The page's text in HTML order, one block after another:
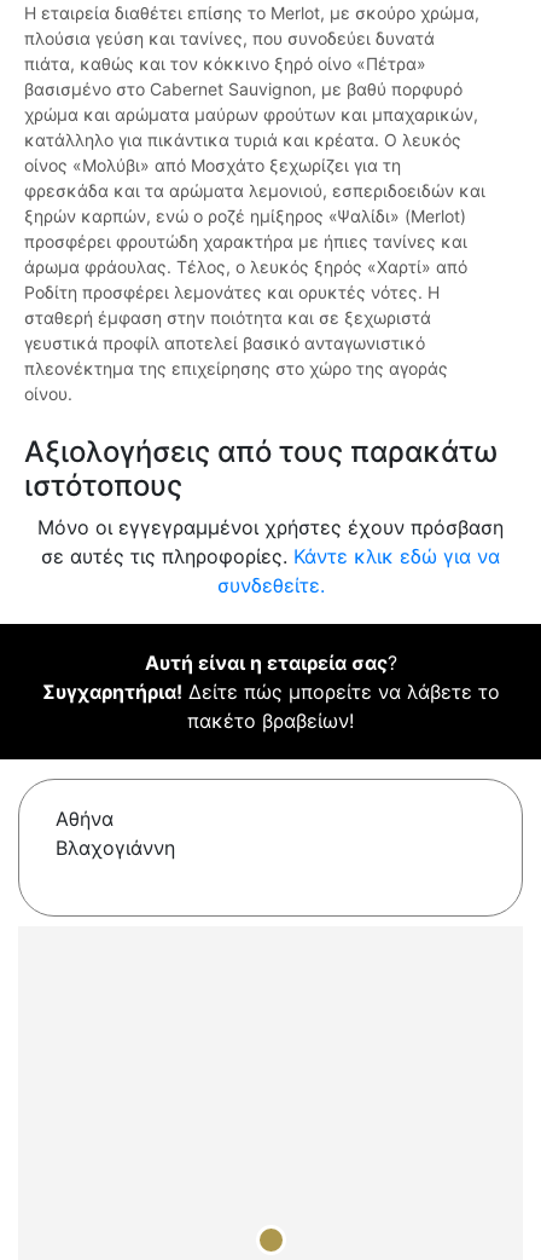
Η εταιρεία διαθέτει επίσης το Merlot, με σκούρο χρώμα,
πλούσια γεύση και τανίνες, που συνοδεύει δυνατά
πιάτα, καθώς και τον κόκκινο ξηρό οίνο «Πέτρα»
βασισμένο στο Cabernet Sauvignon, με βαθύ πορφυρό
χρώμα και αρώματα μαύρων φρούτων και μπαχαρικών,
κατάλληλο για πικάντικα τυριά και κρέατα. Ο λευκός
οίνος «Μολύβι» από Μοσχάτο ξεχωρίζει για τη
φρεσκάδα και τα αρώματα λεμονιού, εσπεριδοειδών και
ξηρών καρπών, ενώ ο ροζέ ημίξηρος «Ψαλίδι» (Merlot)
προσφέρει φρουτώδη χαρακτήρα με ήπιες τανίνες και
άρωμα φράουλας. Τέλος, ο λευκός ξηρός «Χαρτί» από
Ροδίτη προσφέρει λεμονάτες και ορυκτές νότες. Η
σταθερή έμφαση στην ποιότητα και σε ξεχωριστά
γευστικά προφίλ αποτελεί βασικό ανταγωνιστικό
πλεονέκτημα της επιχείρησης στο χώρο της αγοράς
οίνου.
Αξιολογήσεις από τους παρακάτω
ιστότοπους
Μόνο οι εγγεγραμμένοι χρήστες έχουν πρόσβαση
σε αυτές τις πληροφορίες. Κάντε κλικ εδώ για να
συνδεθείτε.
Αυτή είναι η εταιρεία σας?
Συγχαρητήρια! Δείτε πώς μπορείτε να λάβετε το
πακέτο βραβείων!
Αθήνα
Βλαχογιάννη